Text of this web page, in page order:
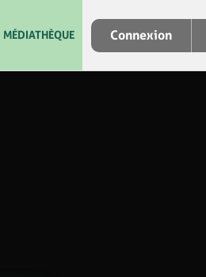
MÉDIATHÈQUE Connexion